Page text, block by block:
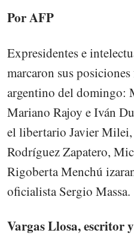
Por AFP
Expresidentes e
marcaron sus
argentino del domingo:
Mariano Rajoy e Iván
el libertario Javier
Rodríguez Zapatero,
Rigoberta Menchú
oficialista Sergio Massa.
Vargas Llosa, escritor